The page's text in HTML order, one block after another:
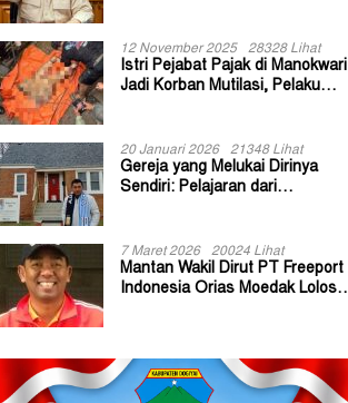
12 November 2025 28328 Lihat
Istri Pejabat Pajak di Manokwari
Jadi Korban Mutilasi, Pelaku
20 Januari 2026 21348 Lihat
Gereja yang Melukai Dirinya
Sendiri: Pelajaran dari
7 Maret 2026 20024 Lihat
Mantan Wakil Dirut PT Freeport
Indonesia Orias Moedak Lolos